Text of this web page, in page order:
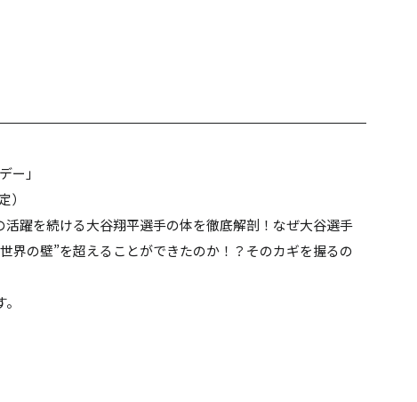
ー」
）
躍を続ける大谷翔平選手の体を徹底解剖！なぜ大谷選手
界の壁”を超えることができたのか！？そのカギを握るの